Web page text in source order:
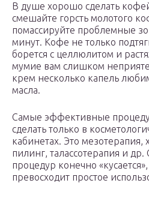
В душе хорошо сделать
смешайте горсть молотого
помассируйте проблемные
минут. Кофе не только
борется с целлюлитом и
мумие вам слишком
крем несколько капель
масла.
Самые эффективные
сделать только в
кабинетах. Это
пилинг, талассотерапия и др.
процедур конечно
превосходит простое